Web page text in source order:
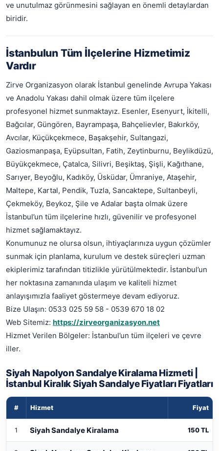
ve unutulmaz görünmesini sağlayan en önemli detaylardan
biridir.
İstanbulun Tüm İlçelerine Hizmetimiz
Vardır
Zirve Organizasyon olarak İstanbul genelinde Avrupa Yakası
ve Anadolu Yakası dahil olmak üzere tüm ilçelere
profesyonel hizmet sunmaktayız. Esenler, Esenyurt, İkitelli,
Bağcılar, Güngören, Bayrampaşa, Bahçelievler, Bakırköy,
Avcılar, Küçükçekmece, Başakşehir, Sultangazi,
Gaziosmanpaşa, Eyüpsultan, Fatih, Zeytinburnu, Beylikdüzü,
Büyükçekmece, Çatalca, Silivri, Beşiktaş, Şişli, Kağıthane,
Sarıyer, Beyoğlu, Kadıköy, Üsküdar, Ümraniye, Ataşehir,
Maltepe, Kartal, Pendik, Tuzla, Sancaktepe, Sultanbeyli,
Çekmeköy, Beykoz, Şile ve Adalar başta olmak üzere
İstanbul’un tüm ilçelerine hızlı, güvenilir ve profesyonel
hizmet sağlamaktayız.
Konumunuz ne olursa olsun, ihtiyaçlarınıza uygun çözümler
sunmak için planlama, kurulum ve destek süreçleri uzman
ekiplerimiz tarafından titizlikle yürütülmektedir. İstanbul’un
her noktasına zamanında ulaşım ve kaliteli hizmet
anlayışımızla faaliyet göstermeye devam ediyoruz.
Bize Ulaşın: 0533 025 59 58 - 0539 670 18 02
Web Sitemiz: https://zirveorganizasyon.net
Hizmet Verilen Bölgeler: İstanbul’un tüm ilçeleri ve çevre
iller.
Siyah Napolyon Sandalye Kiralama Hizmeti |
İstanbul Kiralık Siyah Sandalye Fiyatları Fiyatları
Siyah Napolyon Sandalye Kiralama Hizmeti | İstanbul
# Hizmet Fiyat
1 Siyah Sandalye Kiralama 150 TL